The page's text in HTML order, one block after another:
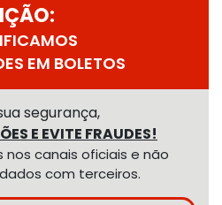
EM BOLETOS
segurança,
E EVITE FRAUDES!
canais oficiais e não
com terceiros.